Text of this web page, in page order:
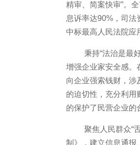
精审、简案快审”。
息诉率达90%，司法
中标最高人民法院应
秉持“法治是最
增强企业家安全感。
向企业强索钱财，涉
的迫切性，充分利用
的保护了民营企业的
聚焦人民群众“
制》，建立信息通报